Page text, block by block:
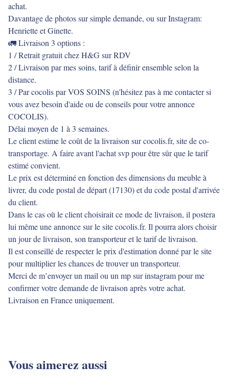
achat.
Davantage de photos sur simple demande, ou sur Instagram:
Henriette et Ginette.
🚛 Livraison 3 options :
1 / Retrait gratuit chez H&G sur RDV
2 / Livraison par mes soins, tarif à définir ensemble selon la
distance.
3 / Par cocolis par VOS SOINS (n'hésitez pas à me contacter si
vous avez besoin d'aide ou de conseils pour votre annonce
COCOLIS).
Délai moyen de 1 à 3 semaines.
Le client estime le coût de la livraison sur cocolis.fr, site de co-
transportage. A faire avant l'achat svp pour être sûr que le tarif
estimé convient.
Le prix est déterminé en fonction des dimensions du meuble à
livrer, du code postal de départ (17130) et du code postal d'arrivée
du client.
Dans le cas où le client choisirait ce mode de livraison, il postera
lui même une annonce sur le site cocolis.fr. Il pourra alors choisir
un jour de livraison, son transporteur et le tarif de livraison.
Il est conseillé de respecter le prix d'estimation donné par le site
pour multiplier les chances de trouver un transporteur.
Merci de m’envoyer un mail ou un mp sur instagram pour me
confirmer votre demande de livraison après votre achat.
Livraison en France uniquement.
Vous aimerez aussi